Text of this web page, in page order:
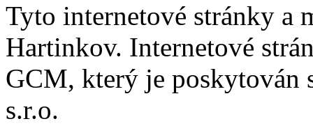
Tyto internetové stránky a
Hartinkov. Internetové
GCM, který je poskytován
s.r.o.